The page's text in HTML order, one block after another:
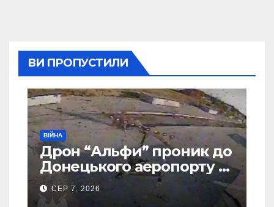
ВИ ПРОПУСТИЛИ
ВІЙНА
Дрон “Альфи” проник до
Донецького аеропорту та
спалив “Шахед” ще до
запуску
СЕР 7, 2026